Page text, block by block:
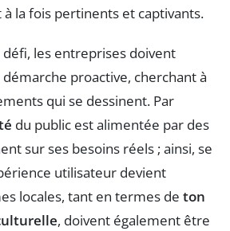
la fois pertinents et captivants.
les entreprises doivent
démarche proactive, cherchant à
qui se dessinent. Par
du public est alimentée par des
sur ses besoins réels ; ainsi, se
utilisateur devient
locales, tant en termes de ton
, doivent également être